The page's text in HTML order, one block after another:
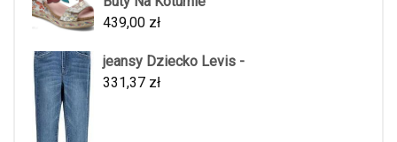
439,00 zł
jeansy Dziecko Levis -
331,37 zł